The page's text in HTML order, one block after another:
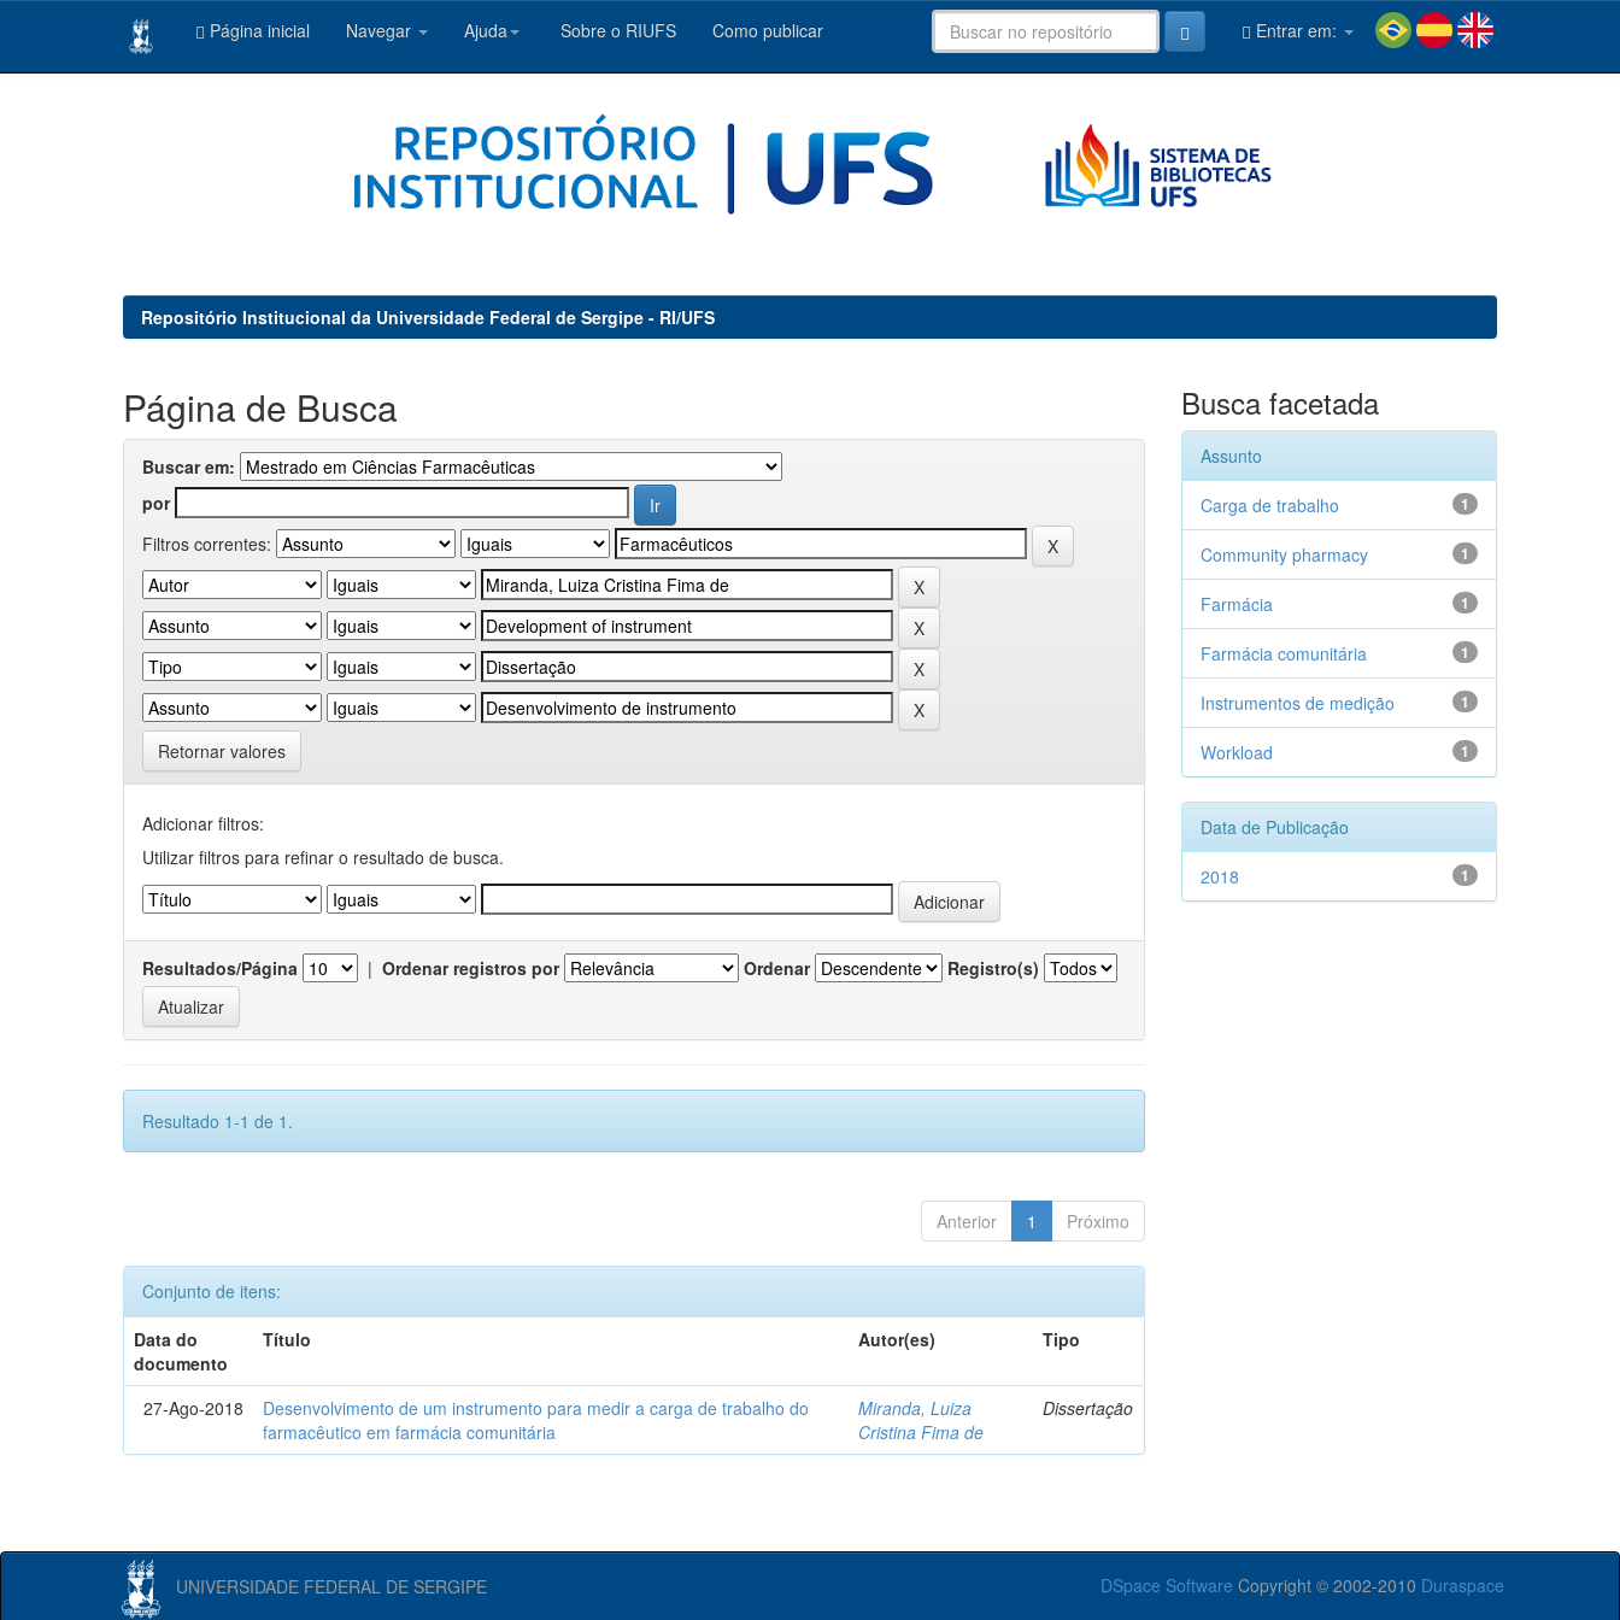
Página inicial Navegar Ajuda Sobre o RIUFS Como publicar Entrar em:
Repositório Institucional da Universidade Federal de Sergipe - RI/UFS
Página de Busca
Buscar em:
por
Filtros correntes:
Retornar valores
Adicionar filtros:
Utilizar filtros para refinar o resultado de busca.
Resultados/Página | Ordenar registros por Ordenar Registro(s)
Resultado 1-1 de 1.
Anterior 1 Próximo
Conjunto de itens:
Data do
documento
Título Autor(es) Tipo
27-Ago-2018
Desenvolvimento de um instrumento para medir a carga de trabalho do
farmacêutico em farmácia comunitária
Miranda, Luiza
Cristina Fima de
Dissertação
Busca facetada
Assunto
1
Carga de trabalho
1
Community pharmacy
1
Farmácia
1
Farmácia comunitária
1
Instrumentos de medição
1
Workload
Data de Publicação
1
2018
UNIVERSIDADE FEDERAL DE SERGIPE DSpace Software Copyright © 2002-2010 Duraspace